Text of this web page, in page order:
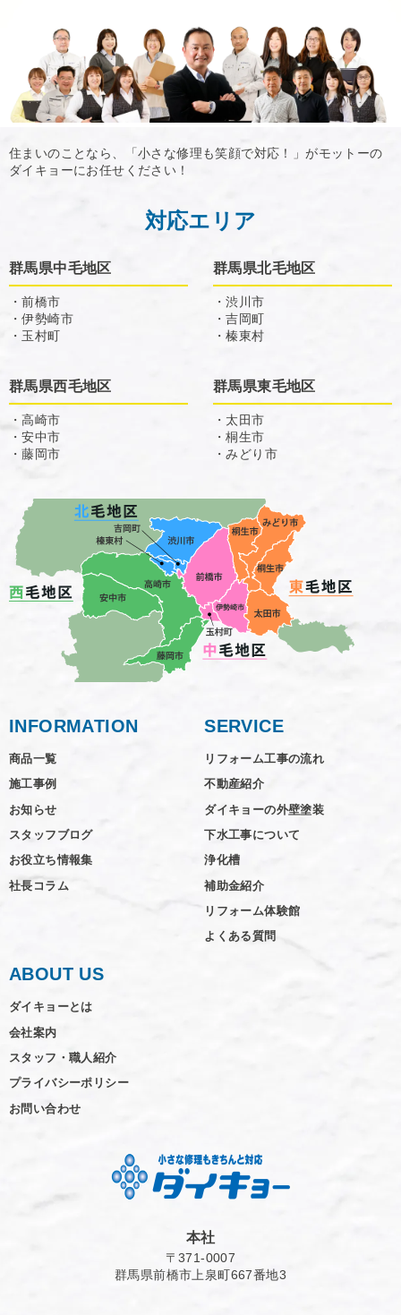
住まいのことなら、「小さな修理も笑顔で対応！」がモットーの
ダイキョーにお任せください！
対応エリア
群馬県中毛地区
・前橋市
・伊勢崎市
・玉村町
群馬県北毛地区
・渋川市
・吉岡町
・榛東村
群馬県西毛地区
・高崎市
・安中市
・藤岡市
群馬県東毛地区
・太田市
・桐生市
・みどり市
INFORMATION
商品一覧
施工事例
お知らせ
スタッフブログ
お役立ち情報集
社長コラム
SERVICE
リフォーム工事の流れ
不動産紹介
ダイキョーの外壁塗装
下水工事について
浄化槽
補助金紹介
リフォーム体験館
よくある質問
ABOUT US
ダイキョーとは
会社案内
スタッフ・職人紹介
プライバシーポリシー
お問い合わせ
本社
〒371-0007
群馬県前橋市上泉町667番地3